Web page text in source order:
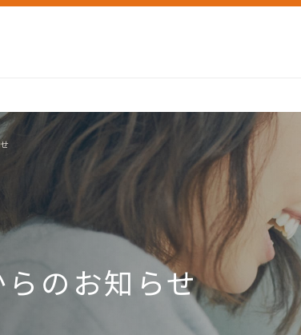
らのお知らせ